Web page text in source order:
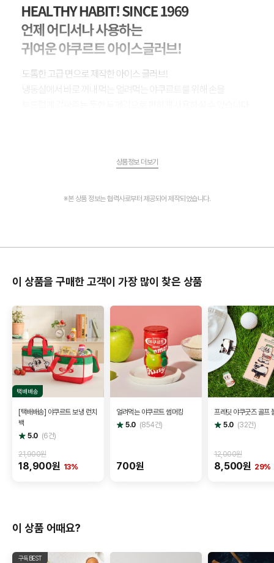
상품정보 더보기
※본 상품 정보는 협력사로부터 제공되어 제작되었습니다.
이 상품을 구매한 고객이 가장 많이 찾은 상품
택배배송
[택배배송] 야쿠르트 보냉 런치
백
별
점
5.0 (6건)
21,900원
18,900원 13%
얼려먹는 야쿠르트 썸머킹
별
점
5.0 (854건)
700원
프레딧 야쿠굿즈 골프
별
점
5.0 (32건)
12,000원
8,500원 29%
이 상품 어때요?
구독BEST